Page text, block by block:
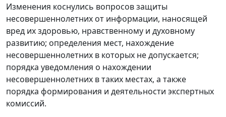
Изменения коснулись вопросов защиты
несовершеннолетних от информации, наносящей
вред их здоровью, нравственному и духовному
развитию; определения мест, нахождение
несовершеннолетних в которых не допускается;
порядка уведомления о нахождении
несовершеннолетних в таких местах, а также
порядка формирования и деятельности экспертных
комиссий.